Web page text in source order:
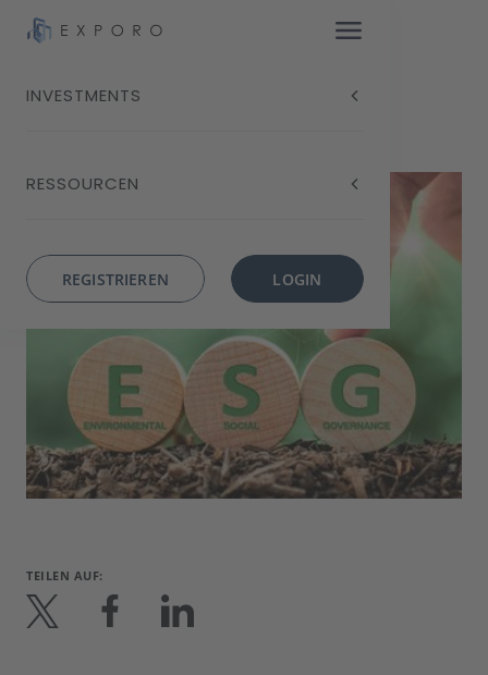
INVESTMENTS
RESSOURCEN
REGISTRIEREN LOGIN
TEILEN AUF: